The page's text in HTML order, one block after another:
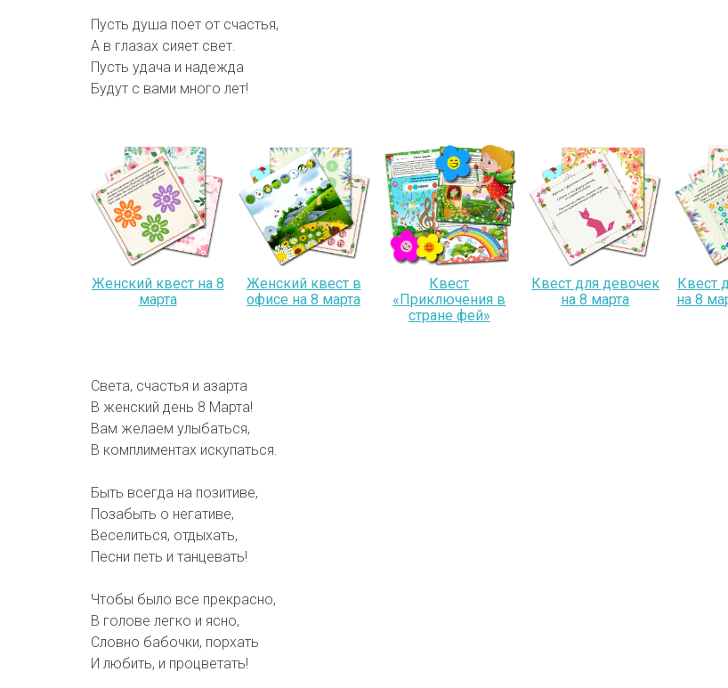
Пусть душа поет от счастья,
А в глазах сияет свет.
Пусть удача и надежда
Будут с вами много лет!
Женский квест на 8
марта
Женский квест в
офисе на 8 марта
Квест
«Приключения в
стране фей»
Квест для девочек
на 8 марта
Квест
на 8
Света, счастья и азарта
В женский день 8 Марта!
Вам желаем улыбаться,
В комплиментах искупаться.
Быть всегда на позитиве,
Позабыть о негативе,
Веселиться, отдыхать,
Песни петь и танцевать!
Чтобы было все прекрасно,
В голове легко и ясно,
Словно бабочки, порхать
И любить, и процветать!